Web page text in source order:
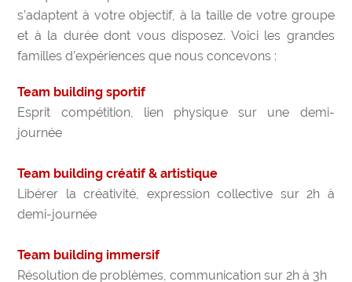
s’adaptent à votre objectif, à la taille de votre groupe
et à la durée dont vous disposez. Voici les grandes
familles d’expériences que nous concevons :
Team building sportif
Esprit compétition, lien physique sur une demi-
journée
Team building créatif & artistique
Libérer la créativité, expression collective sur 2h à
demi-journée
Team building immersif
Résolution de problèmes, communication sur 2h à 3h